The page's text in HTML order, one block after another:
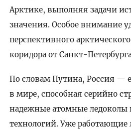
Арктике, выполняя задачи
значения. Особое внимание
перспективного
коридора от Санкт-
По словам Путина, Россия —
в мире, способная серийно
надежные атомные ледоколы
технологий. Уже